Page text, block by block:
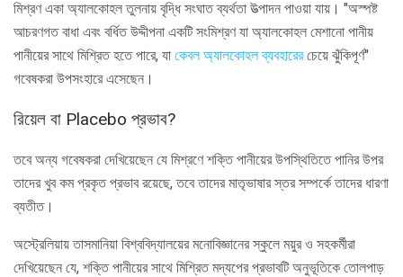
মিশ্রণ একা অ্যালকোহল তুলনায় বৃদ্ধি সংঘাত ব্যর্থতা উত্পাদন পাওয়া যায়। "অস্পষ্ট
আচরণগত বাধা এবং বর্ধিত উদ্দীপনা একটি সংমিশ্রণ যা অ্যালকোহল মেশানো পানীয়
পানীয়ের সাথে মিশ্রিত হতে পারে, যা কেবল অ্যালকোহল ব্যবহারেরচেয়ে ঝুঁকিপূর্ণ"
গবেষকরা উপসংহারে এসেছেন।
রিয়েল বা Placebo প্রভাব?
তবে অন্য গবেষকরা দেখিয়েছেন যে মিশ্রণে শক্তি পানীয়ের উপস্থিতিতে পানির উপর
তাদের খুব কম প্রকৃত প্রভাব রয়েছে, তবে তাদের মাতৃভাষার স্তর সম্পর্কে তাদের ধারণা
ব্যতীত।
অস্ট্রেলিয়ায় তাসমানিয়া বিশ্ববিদ্যালয়ের মনোবিজ্ঞানের স্কুলে ময়ুর ও সহকর্মীরা
দেখিয়েছেন যে, শক্তি পানীয়ের সাথে মিশ্রিত মদ্যপের প্রভাবটি অনুভূতিকে তোলপাড়